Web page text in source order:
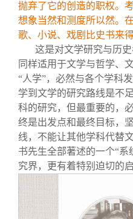
抛弃了它的创造的职权。
想象当然和测度所以然。
歌、小说、戏剧比史书来得
这是对文学研究与历
同样适用于文学与哲学、
“人学”，必然与各个学科
学到文学的研究路线是不
科的研究，但最重要的，
终是出发点和最终目标，
线，不能让其他学科代替
书先生全部著述的一个“
究界，更有着特别迫切的启